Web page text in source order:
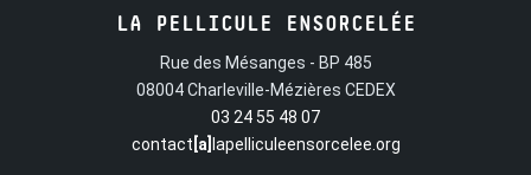
LA PELLICULE ENSORCELÉE
Rue des Mésanges - BP 485
08004 Charleville-Mézières CEDEX
03 24 55 48 07
contact [a] lapelliculeensorcelee.org